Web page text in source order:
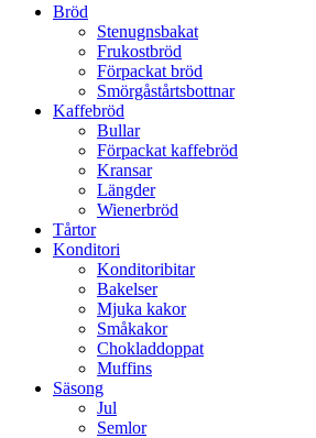
Bröd
Stenugnsbakat
Frukostbröd
Förpackat bröd
Smörgåstårtsbottnar
Kaffebröd
Bullar
Förpackat kaffebröd
Kransar
Längder
Wienerbröd
Tårtor
Konditori
Konditoribitar
Bakelser
Mjuka kakor
Småkakor
Chokladdoppat
Muffins
Säsong
Jul
Semlor